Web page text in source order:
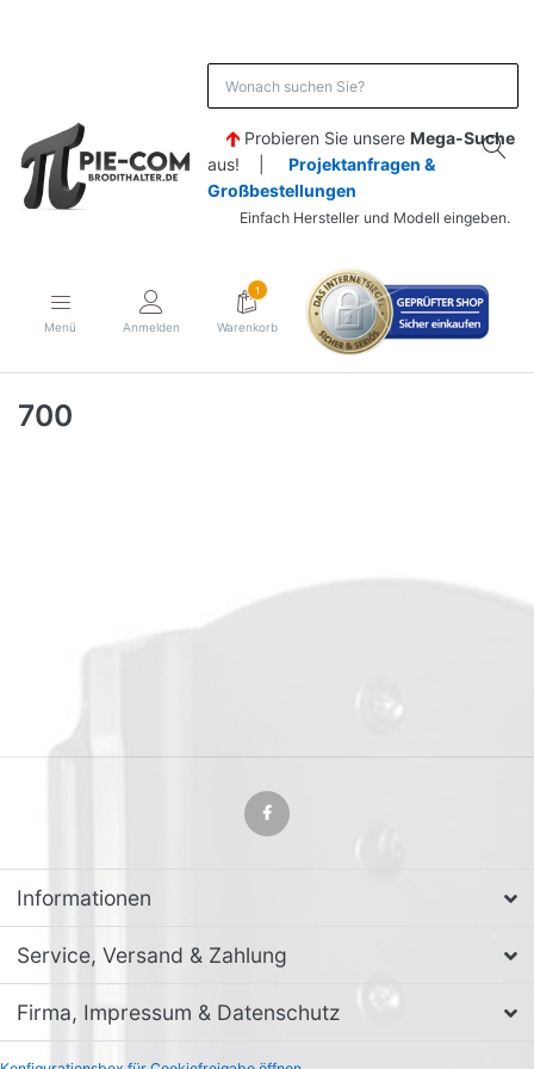
Probieren Sie unsere Mega-Suche
aus! | Projektanfragen &
Großbestellungen
Einfach Hersteller und Modell eingeben.
Menü Anmelden
1
Warenkorb
700
Informationen
Service, Versand & Zahlung
Firma, Impressum & Datenschutz